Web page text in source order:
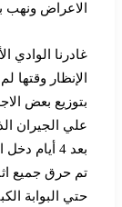
الاعراض ونهب
غادرنا الوادي
الإنظار وقتها
بتوزيع بعض
علي الجيران
بعد 4 أيام دخل التمرد الوادي الأخضر
تم حرق جميع
حتي البوابة